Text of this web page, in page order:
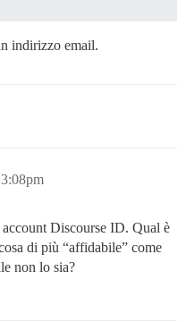
indirizzo email.
Discourse ID. Qual è
di più “affidabile” come
non lo sia?